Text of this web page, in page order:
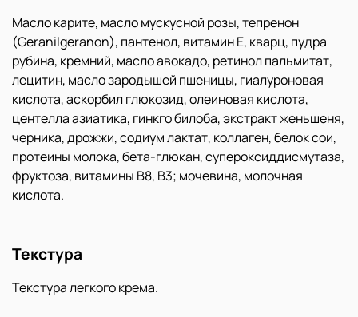
Масло карите, масло мускусной розы, тепренон
(Geranilgeranon), пантенол, витамин Е, кварц, пудра
рубина, кремний, масло авокадо, ретинол пальмитат,
лецитин, масло зародышей пшеницы, гиалуроновая
кислота, аскорбил глюкозид, олеиновая кислота,
центелла азиатика, гинкго билоба, экстракт женьшеня,
черника, дрожжи, содиум лактат, коллаген, белок сои,
протеины молока, бета-глюкан, супероксиддисмутаза,
фруктоза, витамины В8, В3; мочевина, молочная
кислота.
Текстура
Текстура легкого крема.